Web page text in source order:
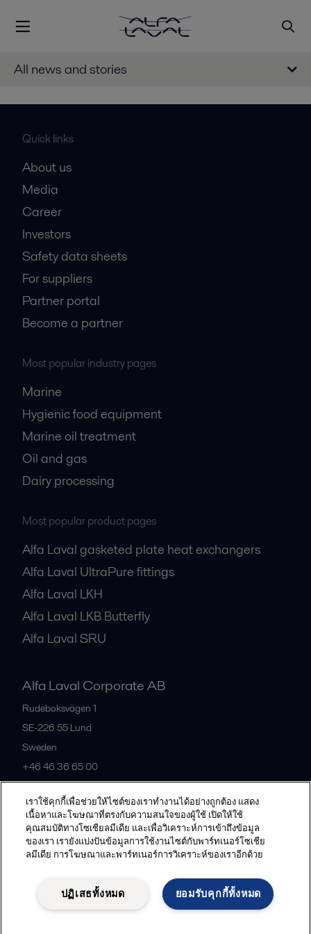
All news and stories
Quick links
About us
Media
Career
Investors
Safety data sheets
For suppliers
Partner portal
Become a partner
Most popular industry pages
Marine
Hygienic food equipment
Marine oil treatment
Oil and gas
Dairy processing
Most popular product pages
Alfa Laval gasketed plate heat exchangers
Alfa Laval UltraPure fittings
Alfa Laval LKH
Alfa Laval LKB Butterfly
Alfa Laval SRU
Alfa Laval Corporate AB
Rudeboksvägen 1
SE-226 55 Lund
Sweden
+46 46 36 65 00
All offices
Follow us
Legal terms and conditions
เราใช้คุกกี้เพื่อช่วยให้ไซต์ของเราทำงานได้อย่างถูกต้อง แสดง
เนื้อหาและโฆษณาที่ตรงกับความสนใจของผู้ใช้ เปิดให้ใช้
คุณสมบัติทางโซเชียลมีเดีย และเพื่อวิเคราะห์การเข้าถึงข้อมูล
ของเรา เรายังแบ่งปันข้อมูลการใช้งานไซต์กับพาร์ทเนอร์โซเชีย
ลมีเดีย การโฆษณาและพาร์ทเนอร์การวิเคราะห์ของเราอีกด้วย
ยอมรับคุกกี้ทั้งหมด
ปฏิเสธทั้งหมด